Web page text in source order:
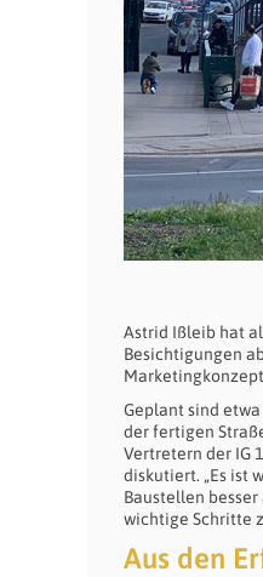
Astrid Ißleib hat
Besichtigungen
Geplant sind
der fertigen
Vertretern der IG
diskutiert. „Es ist
Baustellen
wichtige Schritte
Aus den